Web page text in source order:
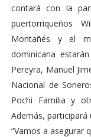
contará con la
puertorriqueños
Montañés y el
dominicana
Pereyra, Manuel
Nacional de
Pochi Familia y
Además, participará
“Vamos a asegurar